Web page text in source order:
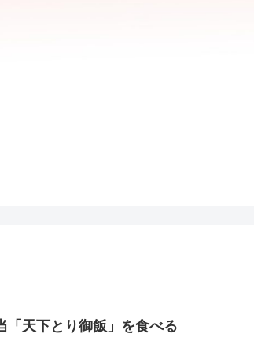
「天下とり御飯」を食べる